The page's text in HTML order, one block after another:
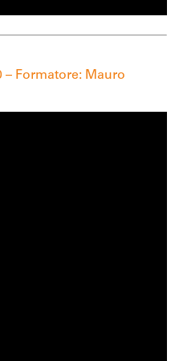
– Formatore: Mauro